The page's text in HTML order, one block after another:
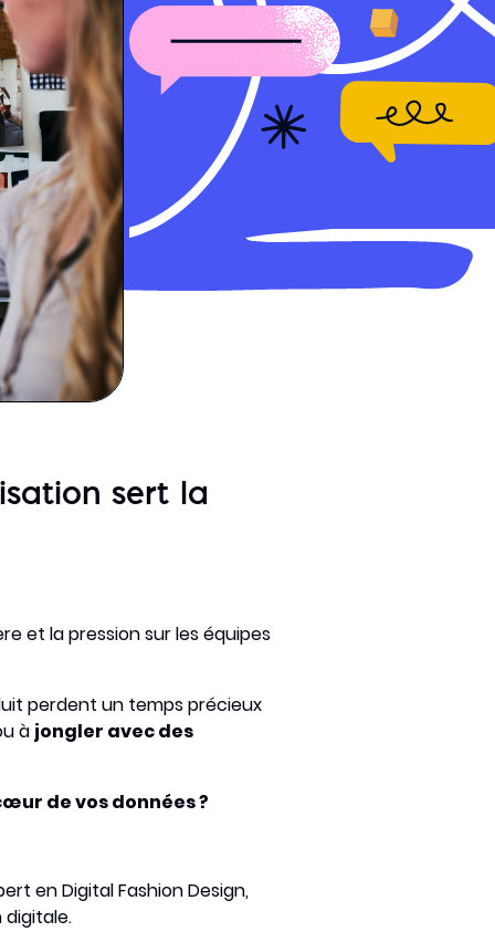
sert la
et la pression sur les équipes
perdent un temps précieux
à jongler avec des
de vos données ?
en Digital Fashion Design,